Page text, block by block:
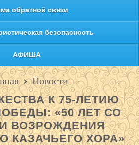
обратной связи
безопасность
АФИША
Новости
К 75-ЛЕТИЮ
«50 ЛЕТ СО
ВОЗРОЖДЕНИЯ
КАЗАЧЬЕГО ХОРА»